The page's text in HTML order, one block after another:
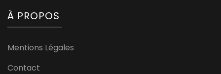
À PROPOS
Mentions Légales
Contact